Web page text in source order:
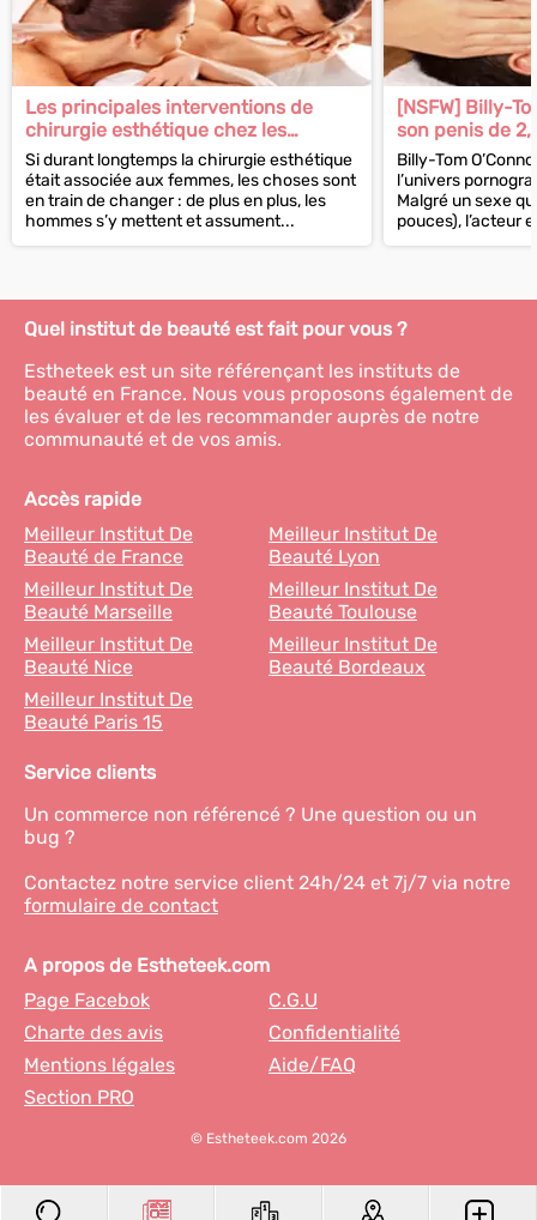
Les principales interventions de
chirurgie esthétique chez les
hommes
Si durant longtemps la chirurgie esthétique
était associée aux femmes, les choses sont
en train de changer : de plus en plus, les
hommes s’y mettent et assument...
[NSFW] Billy-
son penis de
péniplastie
Billy-Tom
l’univers
Malgré un sexe
pouces), l’acteur
Quel institut de beauté est fait pour vous ?
Estheteek est un site référençant les instituts de
beauté en France. Nous vous proposons également de
les évaluer et de les recommander auprès de notre
communauté et de vos amis.
Accès rapide
Meilleur Institut De
Beauté de France
Meilleur Institut De
Beauté Lyon
Meilleur Institut De
Beauté Marseille
Meilleur Institut De
Beauté Toulouse
Meilleur Institut De
Beauté Nice
Meilleur Institut De
Beauté Bordeaux
Meilleur Institut De
Beauté Paris 15
Service clients
Un commerce non référencé ? Une question ou un
bug ?
Contactez notre service client 24h/24 et 7j/7 via notre
formulaire de contact
A propos de Estheteek.com
Page Facebok
C.G.U
Charte des avis
Confidentialité
Mentions légales
Aide/FAQ
Section PRO
© Estheteek.com 2026